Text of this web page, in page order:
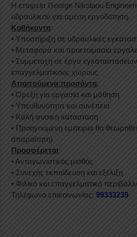
Η εταιρεία George Nikolaou
υδραυλικού για άμεση εργοδότηση.
Καθήκοντα:
• Υποστήριξη σε υδραυλικές
• Μεταφορά και προετοιμασία
• Συμμετοχή σε έργα εγκαταστάσεων
επαγγελματικούς χώρους
Απαιτούμενα προσόντα:
• Όρεξη για εργασία και μάθηση
• Υπευθυνότητα και συνέπεια
• Καλή φυσική κατάσταση
• Προηγούμενη εμπειρία θα
απαραίτητη)
Προσφέρεται:
• Ανταγωνιστικός μισθός
• Συνεχής εκπαίδευση και εξέλιξη
• Φιλικό και επαγγελματικό
Τηλέφωνο επικοινωνίας:99333239